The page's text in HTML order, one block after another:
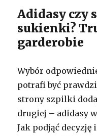
Adidasy czy
sukienki?
garderobie
Wybór
potrafi być
strony szpilki
drugiej – adidasy
Jak podjąć